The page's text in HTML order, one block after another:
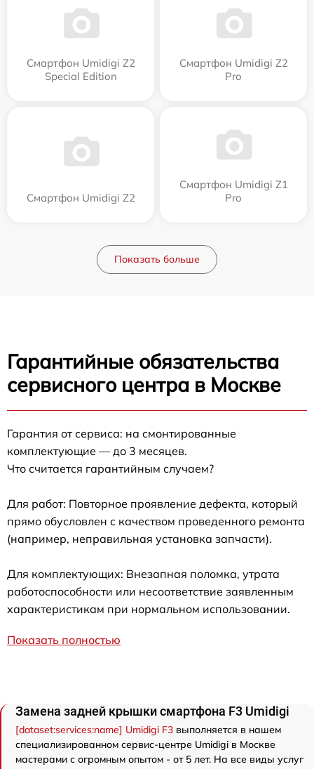
Смартфон Umidigi Z2
Special Edition
Смартфон Umidigi Z2
Pro
Смартфон Umidigi Z2
Смартфон Umidigi Z1
Pro
Показать больше
Гарантийные обязательства
сервисного центра в Москве
Гарантия от сервиса: на смонтированные
комплектующие — до 3 месяцев.
Что считается гарантийным случаем?
Для работ: Повторное проявление дефекта, который
прямо обусловлен с качеством проведенного ремонта
(например, неправильная установка запчасти).
Для комплектующих: Внезапная поломка, утрата
работоспособности или несоответствие заявленным
характеристикам при нормальном использовании.
Показать полностью
Замена задней крышки смартфона F3 Umidigi
[dataset:services:name] Umidigi F3 выполняется в нашем
специализированном сервис-центре Umidigi в Москве
мастерами с огромным опытом - от 5 лет. На все виды услуг